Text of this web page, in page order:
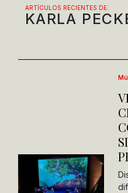
ARTÍCULOS RECIENTES DE:
KARLA